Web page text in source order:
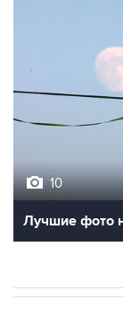
10
Лучшие фото